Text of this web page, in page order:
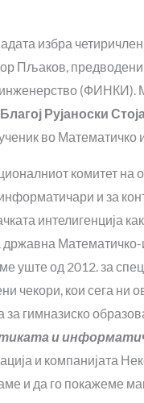
избра
Пљаков,
(ФИНКИ).
Благој Рујаноски
во Математичко
комитет на
и за
интелигенција
уште од 2012. за
чекори, кои сега ни
гимназиско
и
и компанијата
и да го покажеме